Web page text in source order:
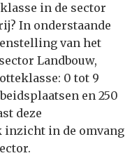
in de sector
In onderstaande
van het
Landbouw,
0 tot 9
en 250
deze
inzicht in de omvang